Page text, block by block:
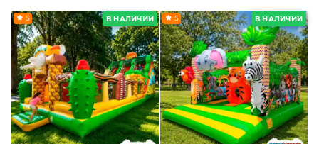
В НАЛИЧИИ
5 В НАЛИЧИИ
5